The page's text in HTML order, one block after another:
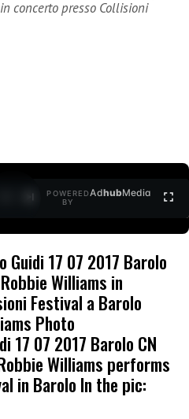
concerto presso Collisioni
POWERED
BY
AdhubMedia
17 07 2017 Barolo
Williams in
Festival a Barolo
Photo
17 07 2017 Barolo CN
Williams performs
in Barolo In the pic: